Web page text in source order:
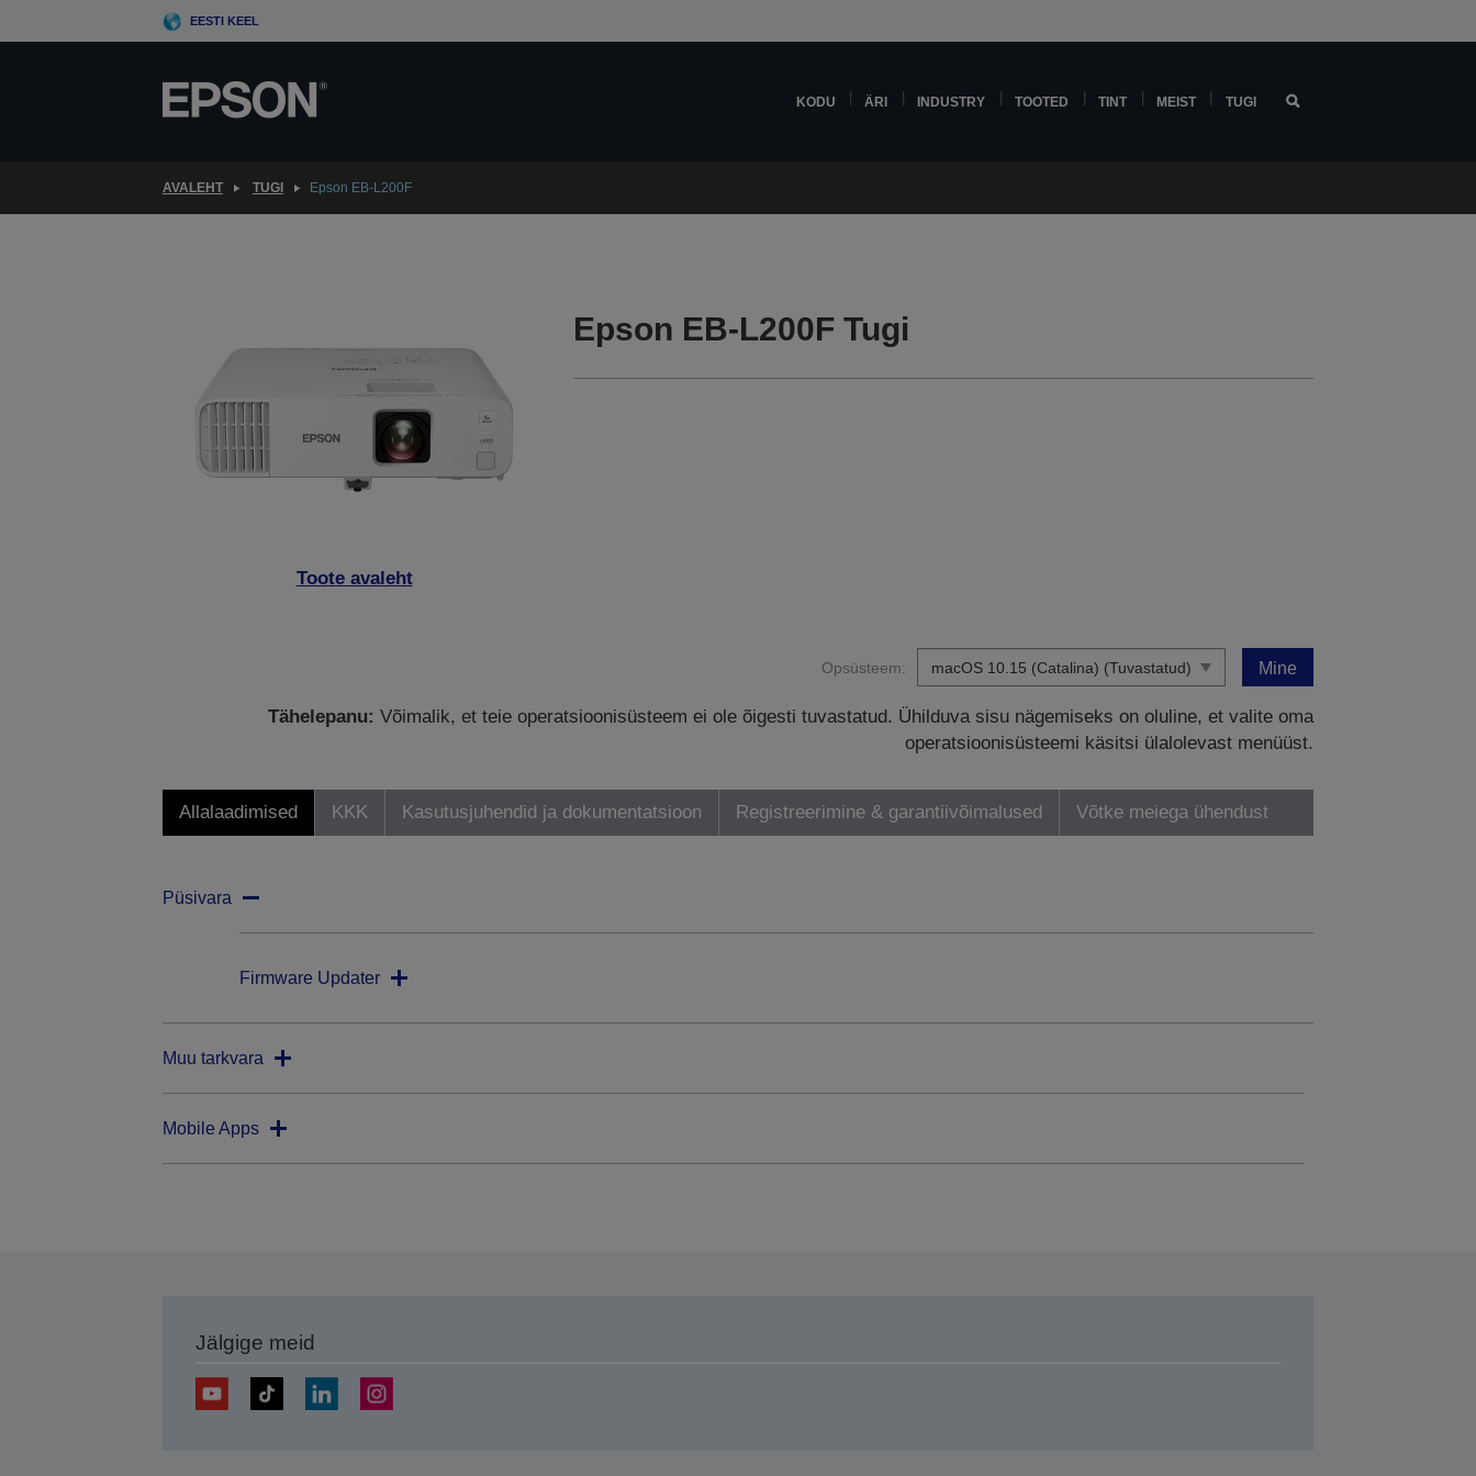
to
EESTI KEEL
KODU ÄRI INDUSTRY TOOTED TINT MEIST TUGI
AVALEHT TUGI Epson EB-L200F
Toote avaleht
Epson EB-L200F Tugi
Opsüsteem: Mine
Tähelepanu: Võimalik, et teie operatsioonisüsteem ei ole õigesti tuvastatud. Ühilduva sisu nägemiseks on oluline, et valite oma
operatsioonisüsteemi käsitsi ülalolevast menüüst.
Allalaadimised KKK Kasutusjuhendid ja dokumentatsioon Registreerimine & garantiivõimalused Võtke meiega ühendust
Püsivara
Firmware Updater
Muu tarkvara
Mobile Apps
Jälgige meid